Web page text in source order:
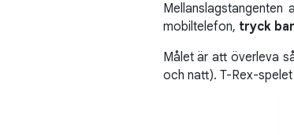
Mellanslagstangenten
mobiltelefon, tryck
Målet är att överleva
och natt). T-Rex-spelet